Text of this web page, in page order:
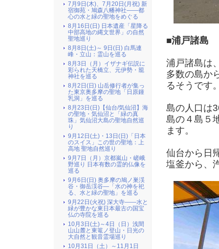
■浦戸諸島
浦戸諸島は
多数の島か
るそうです
島の人口は
島の４島５
ます。
仙台から日
塩釜から、
7月9日(木)、7月20日(月祝) 新
宿御苑・鳩森八幡神社――都
心の水と緑の聖地をめぐる
8月16日(日) 日本遺産「星降る
中部高地の縄文世界」の自然
聖地巡り
8月8日(土)～ 9日(日) 白馬連
峰・立山：霊山を巡る
8月3日（月）イザナギ伝説に
彩られた天橋立、元伊勢・籠
神社を巡る
8月2日(日) 山岳修行者が集っ
た東京奥多摩の聖地「日原鍾
乳洞」を巡る
8月23日(日)【仙台/気仙沼】海
の聖地・気仙沼と「緑の真
珠」気仙沼大島の聖地自然巡
り
9月12日(土)・13日(日)「日本
のスイス」この世の聖地：上
高地 聖地自然巡り
9月7日（月）京都嵐山・嵯峨
野巡り 日本有数の霊的仏像を
巡る
9月6日(日) 奥多摩の鳩ノ巣渓
谷・御岳渓谷―「水の神を祀
る、水と緑の聖地」を巡る
9月22日(火祝) 深大寺――水と
緑が豊かな東日本最古の国宝
仏の寺院を巡る
10月3日(土)～4日（日）浅間
山山麓と東篭ノ登山・日光の
大自然と観音霊場巡り
10月31日（土）～11月1日